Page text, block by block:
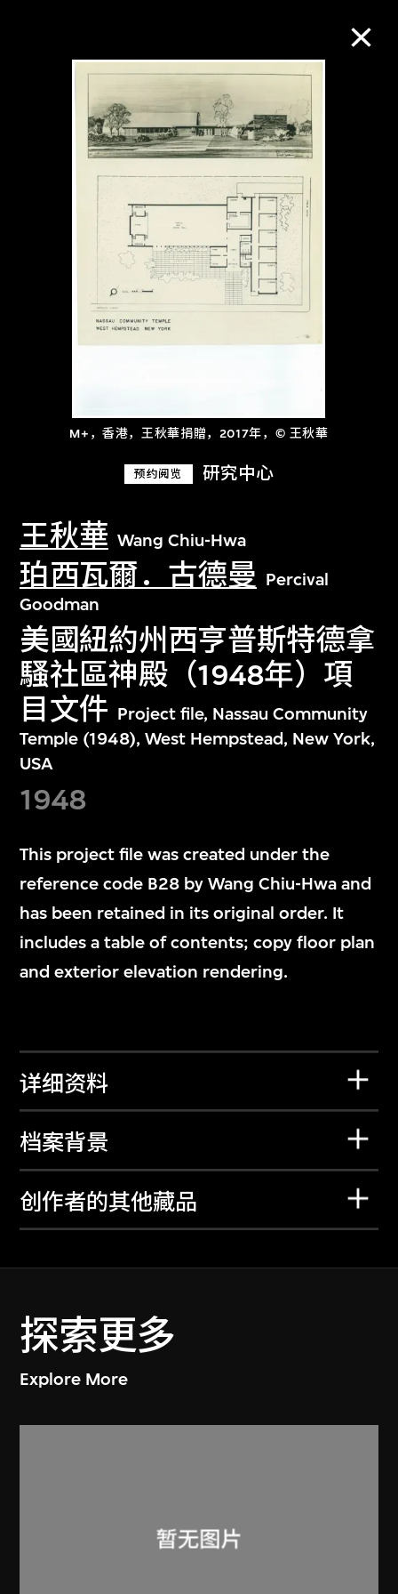
M+，香港，王秋華捐贈，2017年，© 王秋華
预约阅览 研究中心
王秋華 Wang Chiu-Hwa
珀西瓦爾．古德曼 Percival
Goodman
美國紐約州西亨普斯特德拿
騷社區神殿（1948年）項
目文件 Project file, Nassau Community
Temple (1948), West Hempstead, New York,
USA
1948
This project file was created under the
reference code B28 by Wang Chiu-Hwa and
has been retained in its original order. It
includes a table of contents; copy floor plan
and exterior elevation rendering.
详细资料
档案背景
创作者的其他藏品
探索更多
Explore More
M+藏品
进一步筛选
关于M+藏品
探索世界顶级的二十及二十一世纪视觉